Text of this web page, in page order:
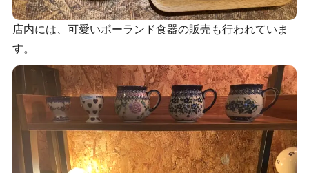
店内には、可愛いポーランド食器の販売も行われていま
す。